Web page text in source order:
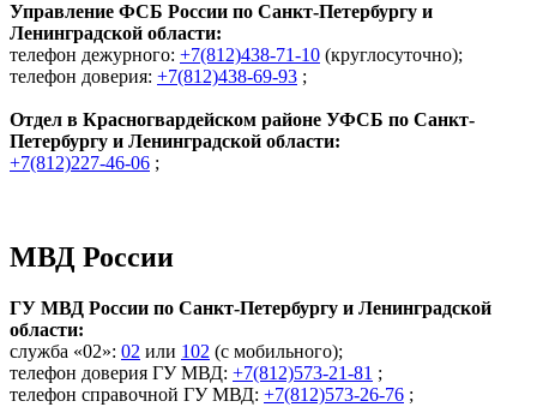
Управление ФСБ России по Санкт-Петербургу и
Ленинградской области:
телефон дежурного: +7(812)438-71-10 (круглосуточно);
телефон доверия: +7(812)438-69-93 ;
Отдел в Красногвардейском районе УФСБ по Санкт-
Петербургу и Ленинградской области:
+7(812)227-46-06 ;
МВД России
ГУ МВД России по Санкт-Петербургу и Ленинградской
области:
служба «02»: 02 или 102 (с мобильного);
телефон доверия ГУ МВД: +7(812)573-21-81 ;
телефон справочной ГУ МВД: +7(812)573-26-76 ;